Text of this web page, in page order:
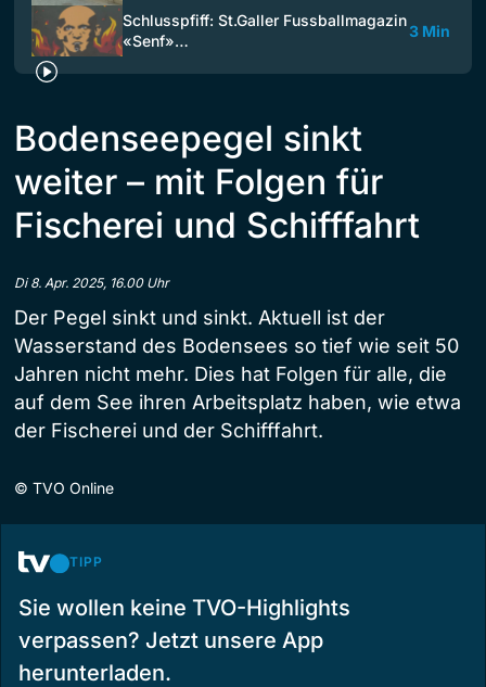
Schlusspfiff: St.Galler Fussballmagazin
«Senf»…
3 Min
Bodenseepegel sinkt
weiter – mit Folgen für
Fischerei und Schifffahrt
Di 8. Apr. 2025, 16.00 Uhr
Der Pegel sinkt und sinkt. Aktuell ist der
Wasserstand des Bodensees so tief wie seit 50
Jahren nicht mehr. Dies hat Folgen für alle, die
auf dem See ihren Arbeitsplatz haben, wie etwa
der Fischerei und der Schifffahrt.
© TVO Online
TIPP
Sie wollen keine TVO-Highlights
verpassen? Jetzt unsere App
herunterladen.